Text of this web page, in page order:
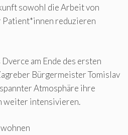
sowohl die Arbeit von
Patient*innen reduzieren
am Ende des ersten
Bürgermeister Tomislav
Atmosphäre ihre
weiter intensivieren.